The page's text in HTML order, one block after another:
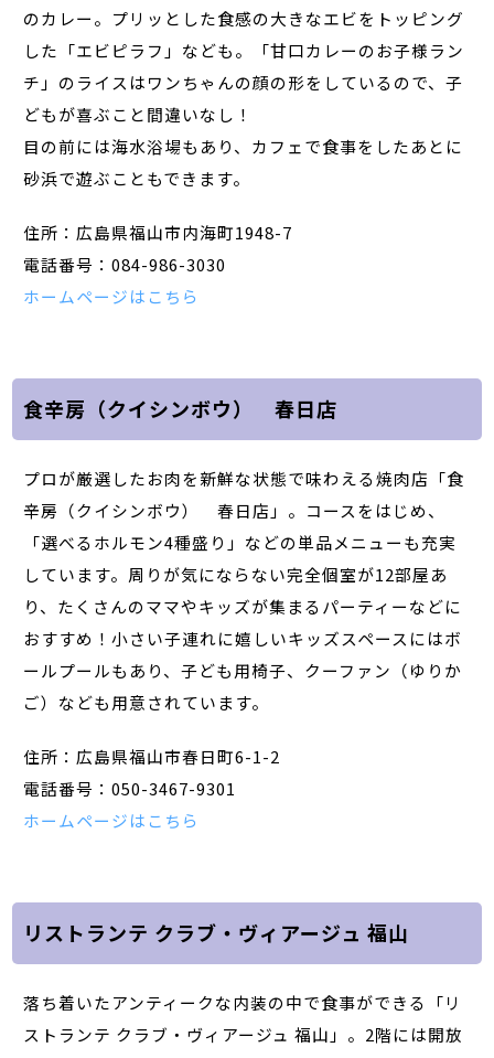
のカレー。プリッとした食感の大きなエビをトッピング
した「エビピラフ」なども。「甘口カレーのお子様ラン
チ」のライスはワンちゃんの顔の形をしているので、子
どもが喜ぶこと間違いなし！
目の前には海水浴場もあり、カフェで食事をしたあとに
砂浜で遊ぶこともできます。
住所：広島県福山市内海町1948-7
電話番号：084-986-3030
ホームページはこちら
食辛房（クイシンボウ） 春日店
プロが厳選したお肉を新鮮な状態で味わえる焼肉店「食
辛房（クイシンボウ） 春日店」。コースをはじめ、
「選べるホルモン4種盛り」などの単品メニューも充実
しています。周りが気にならない完全個室が12部屋あ
り、たくさんのママやキッズが集まるパーティーなどに
おすすめ！小さい子連れに嬉しいキッズスペースにはボ
ールプールもあり、子ども用椅子、クーファン（ゆりか
ご）なども用意されています。
住所：広島県福山市春日町6-1-2
電話番号：050-3467-9301
ホームページはこちら
リストランテ クラブ・ヴィアージュ 福山
落ち着いたアンティークな内装の中で食事ができる「リ
ストランテ クラブ・ヴィアージュ 福山」。2階には開放